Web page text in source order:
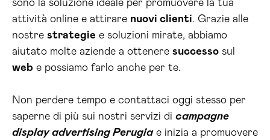
sono la soluzione ideale per promuovere la tua
attività online e attirare nuovi clienti. Grazie alle
nostre strategie e soluzioni mirate, abbiamo
aiutato molte aziende a ottenere successo sul
web e possiamo farlo anche per te.
Non perdere tempo e contattaci oggi stesso per
saperne di più sui nostri servizi di campagne
display advertising Perugiae inizia a promuovere